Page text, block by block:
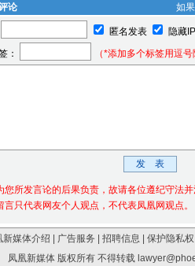
论 如
匿名发表
隐藏
：
（*添加多个标签用逗
您所发言论的后果负责，故请各位遵纪守法
言只代表网友个人观点，不代表凤凰网观点。
新媒体介绍 广告服务 招聘信息 保护隐私权
凤凰新媒体 版权所有 不得转载